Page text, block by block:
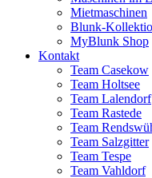
Mietmaschinen
Blunk-
MyBlunk Shop
Kontakt
Team Casekow
Team Holtsee
Team Lalendorf
Team Rastede
Team
Team Salzgitter
Team Tespe
Team Vahldorf